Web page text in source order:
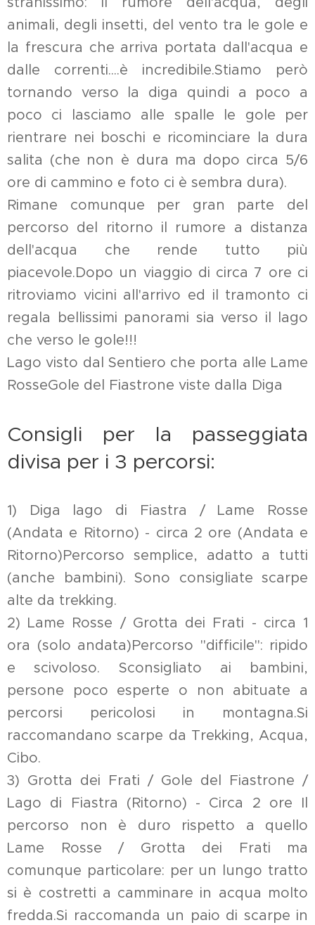
animali, degli insetti, del vento tra le gole e
la frescura che arriva portata dall'acqua e
dalle correnti....è incredibile.Stiamo però
tornando verso la diga quindi a poco a
poco ci lasciamo alle spalle le gole per
rientrare nei boschi e ricominciare la dura
salita (che non è dura ma dopo circa 5/6
ore di cammino e foto ci è sembra dura).
Rimane comunque per gran parte del
percorso del ritorno il rumore a distanza
dell'acqua che rende tutto più
piacevole.Dopo un viaggio di circa 7 ore ci
ritroviamo vicini all'arrivo ed il tramonto ci
regala bellissimi panorami sia verso il lago
che verso le gole!!!
Lago visto dal Sentiero che porta alle Lame
RosseGole del Fiastrone viste dalla Diga
Consigli per la passeggiata
divisa per i 3 percorsi:
1) Diga lago di Fiastra / Lame Rosse
(Andata e Ritorno) - circa 2 ore (Andata e
Ritorno)Percorso semplice, adatto a tutti
(anche bambini). Sono consigliate scarpe
alte da trekking.
2) Lame Rosse / Grotta dei Frati - circa 1
ora (solo andata)Percorso "difficile": ripido
e scivoloso. Sconsigliato ai bambini,
persone poco esperte o non abituate a
percorsi pericolosi in montagna.Si
raccomandano scarpe da Trekking, Acqua,
Cibo.
3) Grotta dei Frati / Gole del Fiastrone /
Lago di Fiastra (Ritorno) - Circa 2 ore Il
percorso non è duro rispetto a quello
Lame Rosse / Grotta dei Frati ma
comunque particolare: per un lungo tratto
si è costretti a camminare in acqua molto
fredda.Si raccomanda un paio di scarpe in